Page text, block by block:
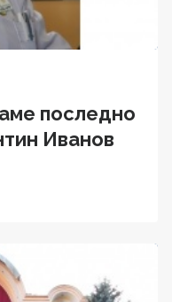
последно
Иванов